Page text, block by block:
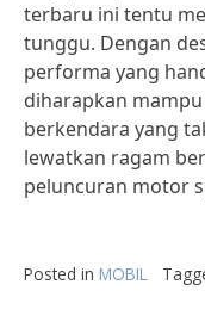
terbaru ini tentu
tunggu. Dengan
performa yang
diharapkan
berkendara yang
lewatkan ragam
peluncuran motor
Posted in MOBIL